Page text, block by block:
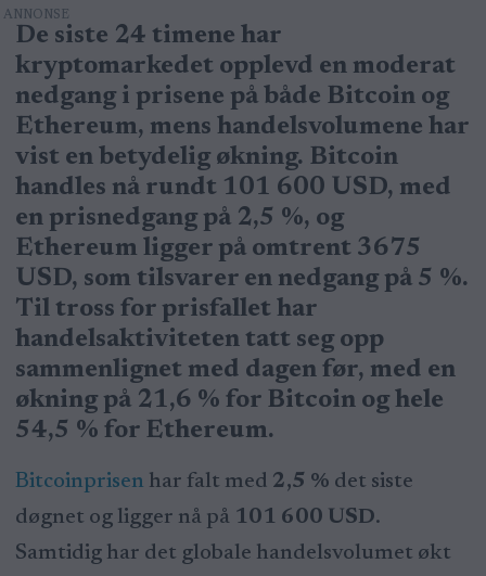
De siste 24 timene har
kryptomarkedet opplevd en moderat
nedgang i prisene på både Bitcoin og
Ethereum, mens handelsvolumene har
vist en betydelig økning. Bitcoin
handles nå rundt 101 600 USD, med
en prisnedgang på 2,5 %, og
Ethereum ligger på omtrent 3675
USD, som tilsvarer en nedgang på 5 %.
Til tross for prisfallet har
handelsaktiviteten tatt seg opp
sammenlignet med dagen før, med en
økning på 21,6 % for Bitcoin og hele
54,5 % for Ethereum.
Bitcoinprisen har falt med 2,5 % det siste
døgnet og ligger nå på 101 600 USD.
Samtidig har det globale handelsvolumet økt